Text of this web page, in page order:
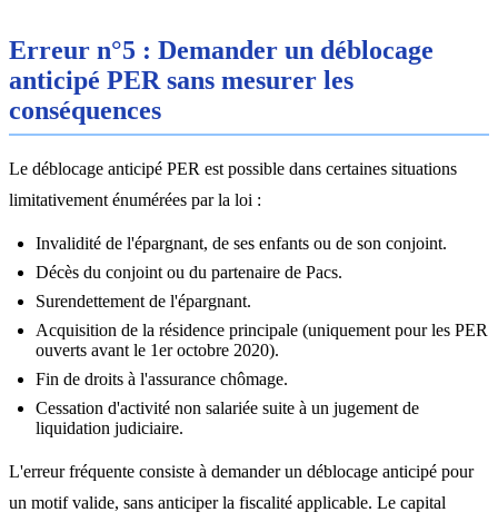
Erreur n°5 : Demander un déblocage
anticipé PER sans mesurer les
conséquences
Le déblocage anticipé PER est possible dans certaines situations
limitativement énumérées par la loi :
Invalidité de l'épargnant, de ses enfants ou de son conjoint.
Décès du conjoint ou du partenaire de Pacs.
Surendettement de l'épargnant.
Acquisition de la résidence principale (uniquement pour les PER
ouverts avant le 1er octobre 2020).
Fin de droits à l'assurance chômage.
Cessation d'activité non salariée suite à un jugement de
liquidation judiciaire.
L'erreur fréquente consiste à demander un déblocage anticipé pour
un motif valide, sans anticiper la fiscalité applicable. Le capital